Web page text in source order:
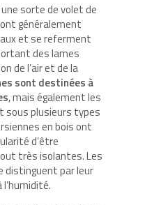
sorte de volet de
généralement
et se referment
des lames
de l’air et de la
sont destinées à
, mais également les
sous plusieurs types
en bois ont
d’être
très isolantes. Les
distinguent par leur